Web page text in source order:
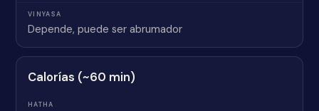
Depende, puede ser abrumador
Calorías (~60 min)